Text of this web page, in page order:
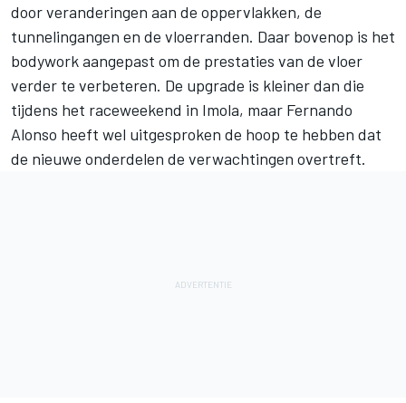
door veranderingen aan de oppervlakken, de
tunnelingangen en de vloerranden. Daar bovenop is het
bodywork aangepast om de prestaties van de vloer
verder te verbeteren. De upgrade is kleiner dan die
tijdens het raceweekend in Imola, maar Fernando
Alonso heeft wel uitgesproken de hoop te hebben dat
de nieuwe onderdelen de verwachtingen overtreft.